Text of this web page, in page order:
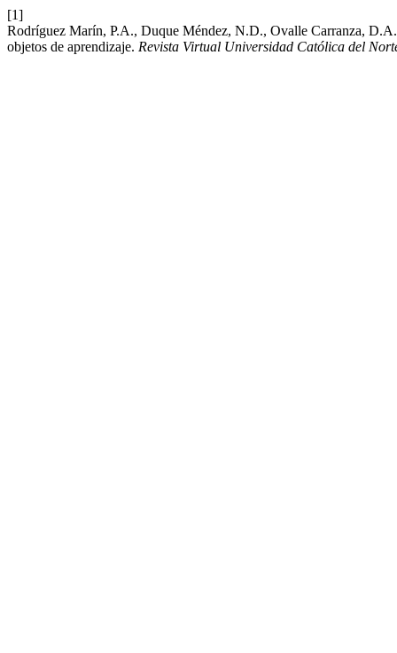
[1]
Rodríguez Marín, P.A., Duque Méndez, N.D., Ovalle Carranza,
objetos de aprendizaje. Revista Virtual Universidad Católica del